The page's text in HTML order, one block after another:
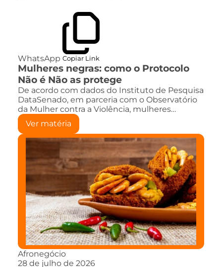
WhatsApp Copiar Link
Mulheres negras: como o Protocolo
Não é Não as protege
De acordo com dados do Instituto de Pesquisa
DataSenado, em parceria com o Observatório
da Mulher contra a Violência, mulheres…
Ver matéria
Afronegócio
28 de julho de 2026